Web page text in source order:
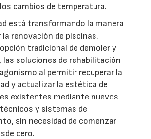
cambios de temperatura.
está transformando la manera
renovación de piscinas.
tradicional de demoler y
las soluciones de rehabilitación
al permitir recuperar la
y actualizar la estética de
existentes mediante nuevos
y sistemas de
sin necesidad de comenzar
cero.